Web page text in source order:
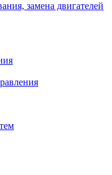
замена двигателей